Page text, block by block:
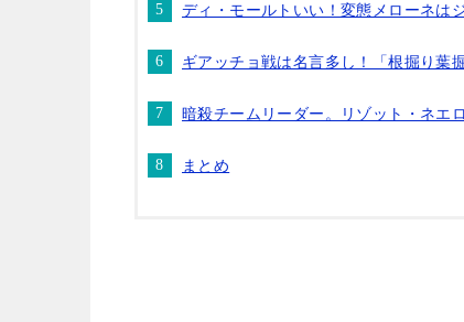
ディ・モールトいい！変態メローネは
ギアッチョ戦は名言多し！「根掘り葉
暗殺チームリーダー。リゾット・ネエ
まとめ